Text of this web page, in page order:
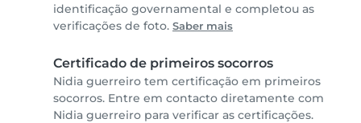
identificação governamental e completou as
verificações de foto. Saber mais
Certificado de primeiros socorros
Nidia guerreiro tem certificação em primeiros
socorros. Entre em contacto diretamente com
Nidia guerreiro para verificar as certificações.